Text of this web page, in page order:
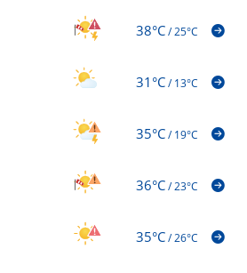
38°C/25°C
31°C/13°C
35°C/19°C
36°C/23°C
35°C/26°C